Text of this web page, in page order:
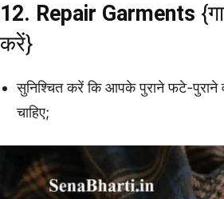
12. Repair Garments
करें}
सुनिश्चित करें कि आपके पुराने फटे-पुराने
चाहिए;